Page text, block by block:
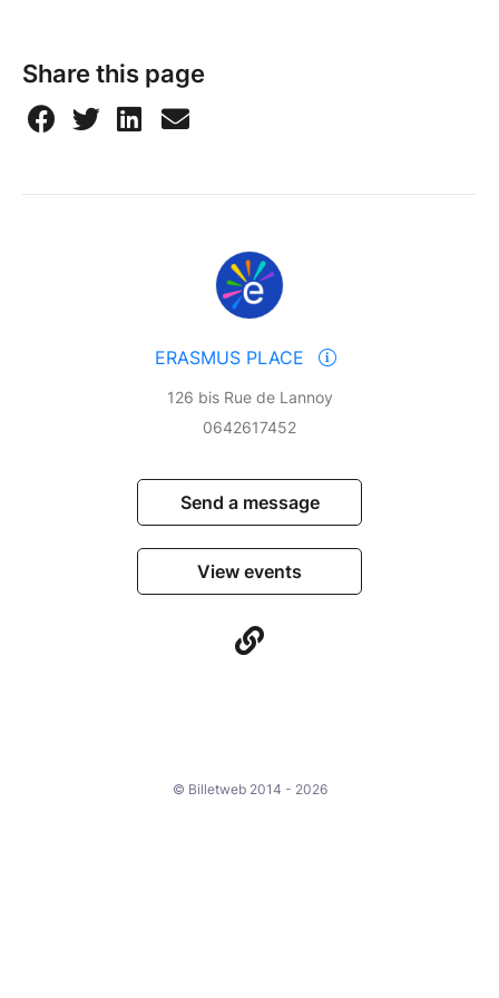
Share this page
ERASMUS PLACE
126 bis Rue de Lannoy
0642617452
Send a message
View events
© Billetweb 2014 - 2026